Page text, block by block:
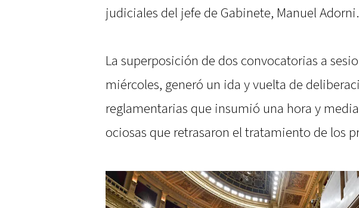
judiciales del jefe de Gabinete, Manuel Adorni.
La superposición de dos convocatorias a
miércoles, generó un ida y vuelta de
reglamentarias que insumió una hora y
ociosas que retrasaron el tratamiento de los